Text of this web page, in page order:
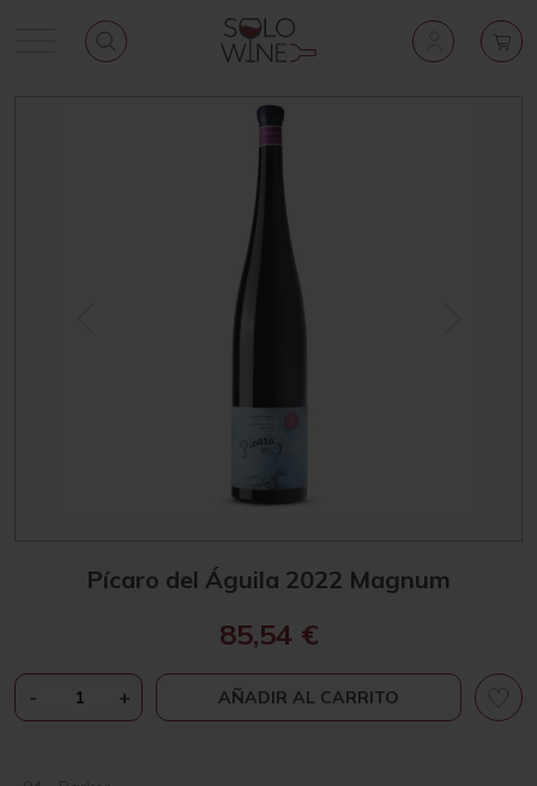
Pícaro del Águila 2022 Magnum
85,54 €
-PÍCARO
DEL
+ AÑADIR AL CARRITO